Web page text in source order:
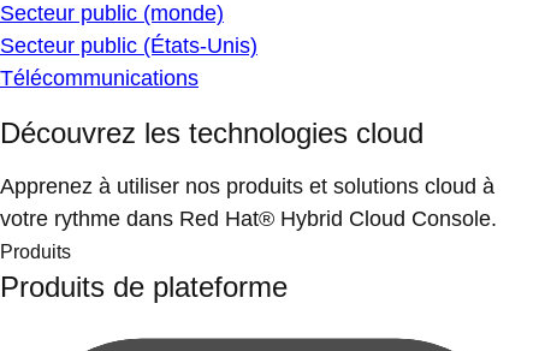
Secteur public (monde)
Secteur public (États-Unis)
Télécommunications
Découvrez les technologies cloud
Apprenez à utiliser nos produits et solutions cloud à
votre rythme dans Red Hat® Hybrid Cloud Console.
Produits
Produits de plateforme